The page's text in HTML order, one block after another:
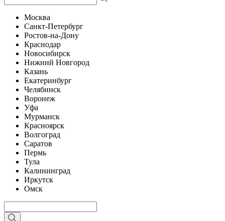
Москва
Санкт-Петербург
Ростов-на-Дону
Краснодар
Новосибирск
Нижний Новгород
Казань
Екатеринбург
Челябинск
Воронеж
Уфа
Мурманск
Красноярск
Волгоград
Саратов
Пермь
Тула
Калининград
Иркутск
Омск